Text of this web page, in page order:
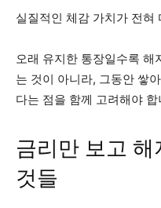
실질적인 체감 가치가 전혀
오래 유지한 통장일수록 해
는 것이 아니라, 그동안 쌓
다는 점을 함께 고려해야 합
금리만 보고
것들